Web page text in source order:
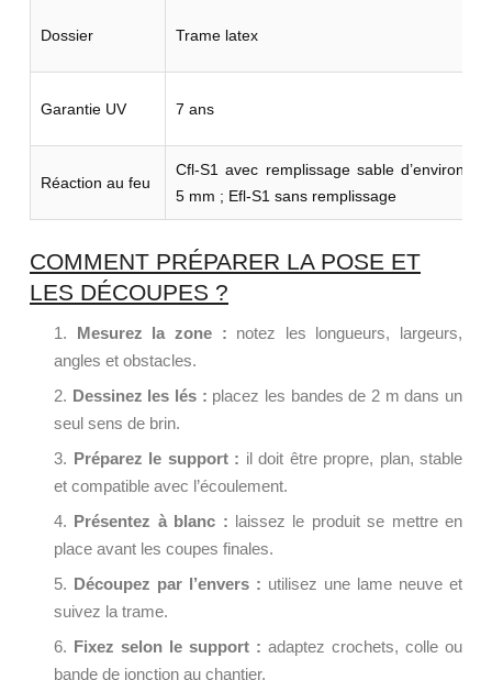
Dossier Trame latex
Garantie UV 7 ans
Réaction au feu
Cfl-S1 avec remplissage sable d’environ
5 mm ; Efl-S1 sans remplissage
COMMENT PRÉPARER LA POSE ET
LES DÉCOUPES ?
Mesurez la zone : notez les longueurs, largeurs,
angles et obstacles.
Dessinez les lés : placez les bandes de 2 m dans un
seul sens de brin.
Préparez le support : il doit être propre, plan, stable
et compatible avec l’écoulement.
Présentez à blanc : laissez le produit se mettre en
place avant les coupes finales.
Découpez par l’envers : utilisez une lame neuve et
suivez la trame.
Fixez selon le support : adaptez crochets, colle ou
bande de jonction au chantier.